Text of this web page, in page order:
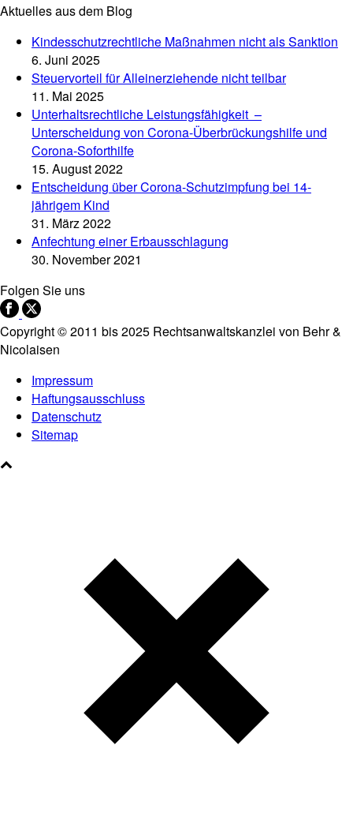
Aktuelles aus dem Blog
Kindesschutzrechtliche Maßnahmen nicht als Sanktion
6. Juni 2025
Steuervorteil für Alleinerziehende nicht teilbar
11. Mai 2025
Unterhaltsrechtliche Leistungsfähigkeit –
Unterscheidung von Corona-Überbrückungshilfe und
Corona-Soforthilfe
15. August 2022
Entscheidung über Corona-Schutzimpfung bei 14-
jährigem Kind
31. März 2022
Anfechtung einer Erbausschlagung
30. November 2021
Folgen Sie uns
Copyright © 2011 bis 2025 Rechtsanwaltskanzlei von Behr &
Nicolaisen
Impressum
Haftungsausschluss
Datenschutz
Sitemap